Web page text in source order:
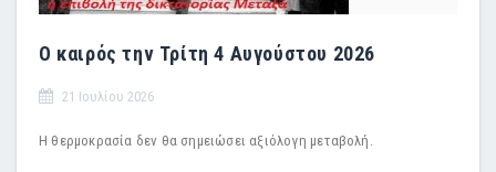
Ο καιρός την Τρίτη 4 Αυγούστου 2026
21 Ιουλίου 2026
Η θερμοκρασία δεν θα σημειώσει αξιόλογη μεταβολή.